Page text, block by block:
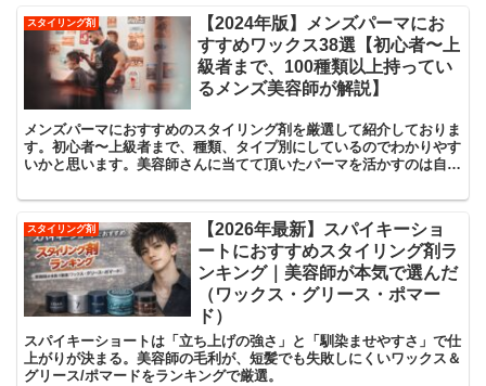
スタイリング剤
【2024年版】メンズパーマにお
すすめワックス38選【初心者〜上
級者まで、100種類以上持ってい
るメンズ美容師が解説】
メンズパーマにおすすめのスタイリング剤を厳選して紹介しておりま
す。初心者〜上級者まで、種類、タイプ別にしているのでわかりやす
いかと思います。美容師さんに当てて頂いたパーマを活かすのは自分
スタイリング剤
【2026年最新】スパイキーショ
ートにおすすめスタイリング剤ラ
ンキング｜美容師が本気で選んだ
（ワックス・グリース・ポマー
ド）
スパイキーショートは「立ち上げの強さ」と「馴染ませやすさ」で仕
上がりが決まる。美容師の毛利が、短髪でも失敗しにくいワックス＆
グリース/ポマードをランキングで厳選。